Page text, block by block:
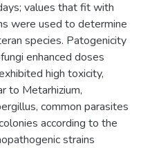
values that fit with
were used to determine
species. Patogenicity
enhanced doses
high toxicity,
to Metarhizium,
common parasites
according to the
strains